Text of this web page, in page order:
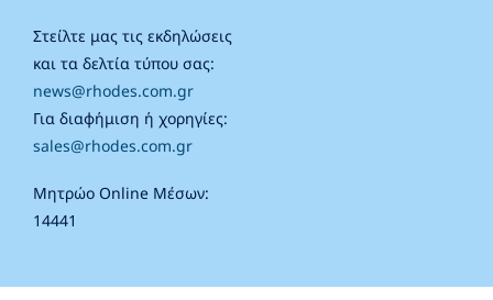
Στείλτε μας τις εκδηλώσεις
και τα δελτία τύπου σας:
news@rhodes.com.gr
Για διαφήμιση ή χορηγίες:
sales@rhodes.com.gr
Μητρώο Online Μέσων:
14441